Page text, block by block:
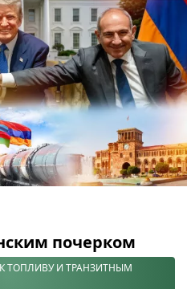
почерком
ТОПЛИВУ И ТРАНЗИТНЫМ